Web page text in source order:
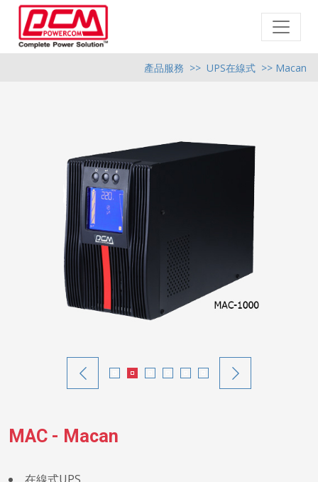
產品服務 >> UPS在線式 >> Macan
MAC - Macan